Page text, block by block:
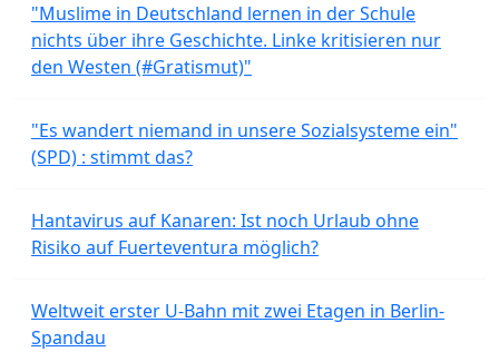
"Muslime in Deutschland lernen in der Schule
nichts über ihre Geschichte. Linke kritisieren nur
den Westen (#Gratismut)"
"Es wandert niemand in unsere Sozialsysteme ein"
(SPD) : stimmt das?
Hantavirus auf Kanaren: Ist noch Urlaub ohne
Risiko auf Fuerteventura möglich?
Weltweit erster U-Bahn mit zwei Etagen in Berlin-
Spandau